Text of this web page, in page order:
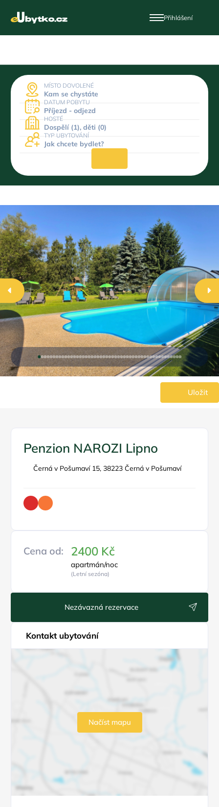
Přihlášení
MÍSTO DOVOLENÉ
Kam se chystáte
DATUM POBYTU
Příjezd - odjezd
HOSTÉ
Dospělí (1), děti (0)
TYP UBYTOVÁNÍ
Jak chcete bydlet?
Uložit
Penzion NAROZI Lipno
Černá v Pošumaví 15, 38223 Černá v Pošumaví
Cena od: 2400 Kč
apartmán/noc
(Letní sezóna)
Nezávazná rezervace
Kontakt ubytování
Načíst mapu